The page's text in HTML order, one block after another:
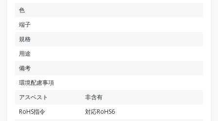
色
端子
規格
用途
備考
環境配慮事項
アスベスト
非含有
RoHS指令
対応RoHS6